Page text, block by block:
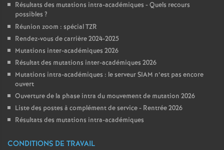
Résultats des mutations intra-académiques - Quels recours
possibles ?
Réunion zoom : spécial TZR
Rendez-vous de carrière 2024-2025
Mutations inter-académiques 2026
Résultat des mutations inter-académiques 2026
Mutations intra-académiques : le serveur SIAM n’est pas encore
ouvert
Ouverture de la phase intra du mouvement de mutation 2026
Liste des postes à complément de service - Rentrée 2026
Résultats des mutations intra-académiques
CONDITIONS DE TRAVAIL